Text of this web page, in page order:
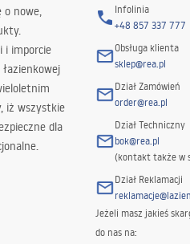
o nowe,
i imporcie
iż wszystkie
dla
Infolinia
+48 857 337 777
Obsługa klienta
sklep@rea.pl
Dział Zamówień
order@rea.pl
Dział Techniczny
bok@rea.pl
(kontakt także w
Dział Reklamacji
Jeżeli masz jakieś
do nas na: